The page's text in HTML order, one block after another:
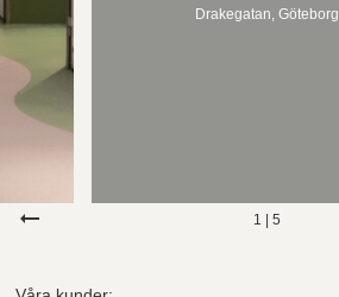
Drakegatan, Göteborg
1 | 5